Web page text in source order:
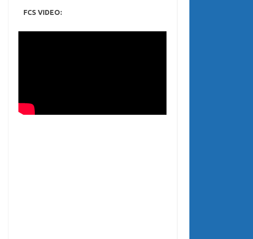
FCS VIDEO: